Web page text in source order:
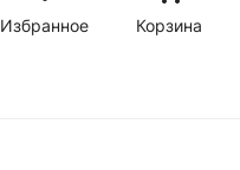
Избранное Корзина